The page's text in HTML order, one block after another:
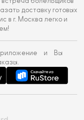
доставку готовых
в г. Москва легко и
и Вы